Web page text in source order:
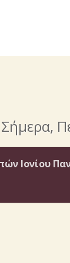
Σήμερα,
Ιονίου